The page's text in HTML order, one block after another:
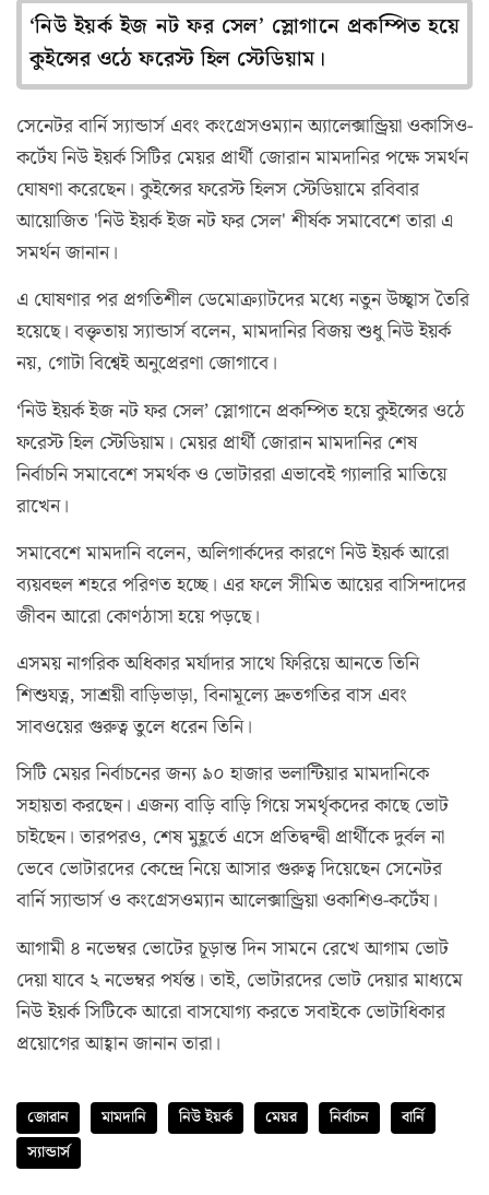
‘নিউ ইয়র্ক ইজ নট ফর সেল’ স্লোগানে প্রকম্পিত হয়ে
কুইন্সের ওঠে ফরেস্ট হিল স্টেডিয়াম।
সেনেটর বার্নি স্যান্ডার্স এবং কংগ্রেসওম্যান অ্যালেক্সান্ড্রিয়া ওকাসিও-
কর্টেয নিউ ইয়র্ক সিটির মেয়র প্রার্থী জোরান মামদানির পক্ষে সমর্থন
ঘোষণা করেছেন। কুইন্সের ফরেস্ট হিলস স্টেডিয়ামে রবিবার
আয়োজিত 'নিউ ইয়র্ক ইজ নট ফর সেল' শীর্ষক সমাবেশে তারা এ
সমর্থন জানান।
এ ঘোষণার পর প্রগতিশীল ডেমোক্র্যাটদের মধ্যে নতুন উচ্ছ্বাস তৈরি
হয়েছে। বক্তৃতায় স্যান্ডার্স বলেন, মামদানির বিজয় শুধু নিউ ইয়র্ক
নয়, গোটা বিশ্বেই অনুপ্রেরণা জোগাবে।
‘নিউ ইয়র্ক ইজ নট ফর সেল’ স্লোগানে প্রকম্পিত হয়ে কুইন্সের ওঠে
ফরেস্ট হিল স্টেডিয়াম। মেয়র প্রার্থী জোরান মামদানির শেষ
নির্বাচনি সমাবেশে সমর্থক ও ভোটাররা এভাবেই গ্যালারি মাতিয়ে
রাখেন।
সমাবেশে মামদানি বলেন, অলিগার্কদের কারণে নিউ ইয়র্ক আরো
ব্যয়বহুল শহরে পরিণত হচ্ছে। এর ফলে সীমিত আয়ের বাসিন্দাদের
জীবন আরো কোণঠাসা হয়ে পড়ছে।
এসময় নাগরিক অধিকার মর্যাদার সাথে ফিরিয়ে আনতে তিনি
শিশুযত্ন, সাশ্রয়ী বাড়িভাড়া, বিনামূল্যে দ্রুতগতির বাস এবং
সাবওয়ের গুরুত্ব তুলে ধরেন তিনি।
সিটি মেয়র নির্বাচনের জন্য ৯০ হাজার ভলান্টিয়ার মামদানিকে
সহায়তা করছেন। এজন্য বাড়ি বাড়ি গিয়ে সমর্থৃকদের কাছে ভোট
চাইছেন। তারপরও, শেষ মুহূর্তে এসে প্রতিদ্বন্দ্বী প্রার্থীকে দুর্বল না
ভেবে ভোটারদের কেন্দ্রে নিয়ে আসার গুরুত্ব দিয়েছেন সেনেটর
বার্নি স্যান্ডার্স ও কংগ্রেসওম্যান আলেক্সান্ড্রিয়া ওকাশিও-কর্টেয।
আগামী ৪ নভেম্বর ভোটের চূড়ান্ত দিন সামনে রেখে আগাম ভোট
দেয়া যাবে ২ নভেম্বর পর্যন্ত। তাই, ভোটারদের ভোট দেয়ার মাধ্যমে
নিউ ইয়র্ক সিটিকে আরো বাসযোগ্য করতে সবাইকে ভোটাধিকার
প্রয়োগের আহ্বান জানান তারা।
জোরান মামদানি নিউ ইয়র্ক মেয়র নির্বাচন
বার্নি
স্যান্ডার্স